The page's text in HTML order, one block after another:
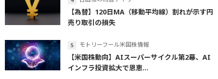
【為替】120日MA（移動平均線）割れが示す円
売り取引の損失
モトリーフール米国株情報
【米国株動向】AIスーパーサイクル第2幕、AI
インフラ投資拡大で恩恵...